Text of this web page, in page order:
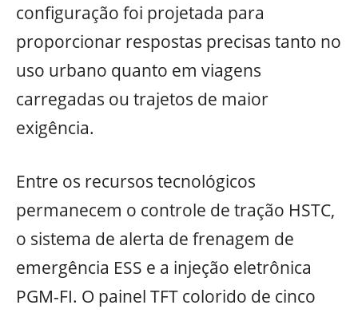
configuração foi projetada para
proporcionar respostas precisas tanto no
uso urbano quanto em viagens
carregadas ou trajetos de maior
exigência.
Entre os recursos tecnológicos
permanecem o controle de tração HSTC,
o sistema de alerta de frenagem de
emergência ESS e a injeção eletrônica
PGM-FI. O painel TFT colorido de cinco